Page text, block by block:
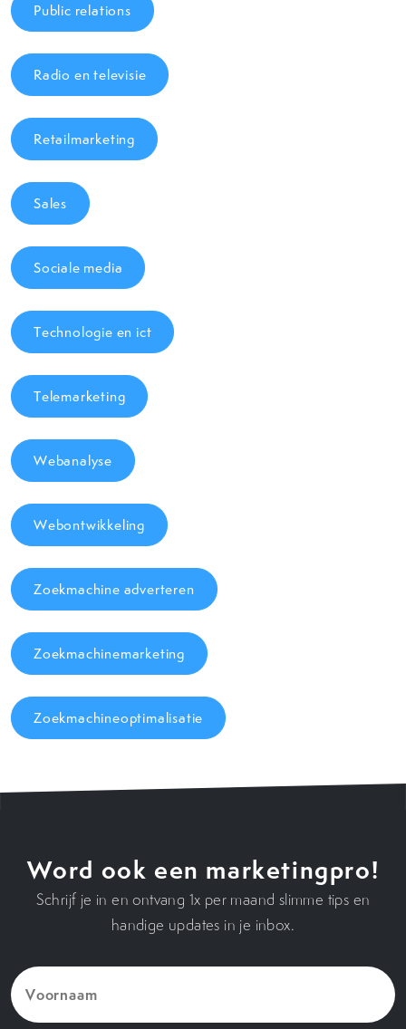
Public relations
Radio en televisie
Retailmarketing
Sales
Sociale media
Technologie en ict
Telemarketing
Webanalyse
Webontwikkeling
Zoekmachine adverteren
Zoekmachinemarketing
Zoekmachineoptimalisatie
Word ook een marketingpro!
Schrijf je in en ontvang 1x per maand slimme tips en
handige updates in je inbox.
Voornaam
(Vereist)